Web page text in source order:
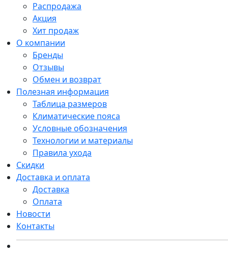
Распродажа
Акция
Хит продаж
О компании
Бренды
Отзывы
Обмен и возврат
Полезная информация
Таблица размеров
Климатические пояса
Условные обозначения
Технологии и материалы
Правила ухода
Скидки
Доставка и оплата
Доставка
Оплата
Новости
Контакты